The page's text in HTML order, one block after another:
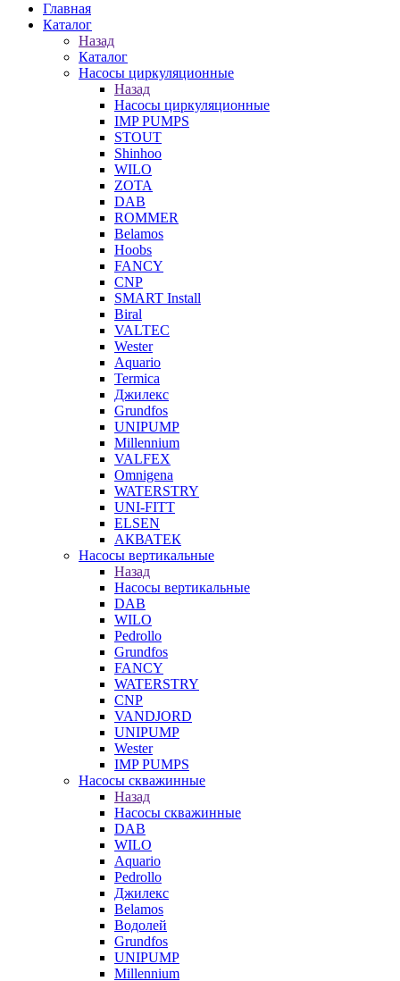
Главная
Каталог
Назад
Каталог
Насосы циркуляционные
Назад
Насосы циркуляционные
IMP PUMPS
STOUT
Shinhoo
WILO
ZOTA
DAB
ROMMER
Belamos
Hoobs
FANCY
CNP
SMART Install
Biral
VALTEC
Wester
Aquario
Termica
Джилекс
Grundfos
UNIPUMP
Millennium
VALFEX
Omnigena
WATERSTRY
UNI-FITT
ELSEN
АКВАТЕК
Насосы вертикальные
Назад
Насосы вертикальные
DAB
WILO
Pedrollo
Grundfos
FANCY
WATERSTRY
CNP
VANDJORD
UNIPUMP
Wester
IMP PUMPS
Насосы скважинные
Назад
Насосы скважинные
DAB
WILO
Aquario
Pedrollo
Джилекс
Belamos
Водолей
Grundfos
UNIPUMP
Millennium